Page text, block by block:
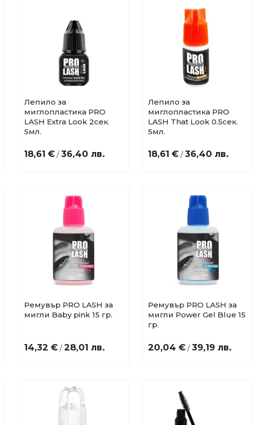
Добави
в
любими
Лепило за
миглопластика PRO
LASH Extra Look 2сек.
5мл.
18,61 € / 36,40 лв.
Добави
в
любими
Лепило за
миглопластика PRO
LASH That Look 0.5сек.
5мл.
18,61 € / 36,40 лв.
Добави
в
Ремувър PRO LASH за
мигли Baby pink 15 гр.
14,32 € / 28,01 лв.
Добави
Ремувър PRO LASH за
мигли Power Gel Blue 15
гр.
20,04 € / 39,19 лв.